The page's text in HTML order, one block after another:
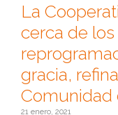
La
cerca de
gracia,
Comunidad
21 enero, 2021